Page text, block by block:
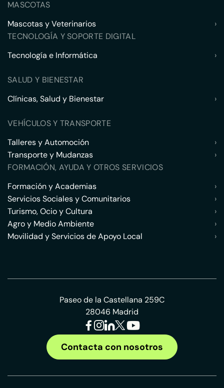
MASCOTAS
Mascotas y Veterinarios
›
TECNOLOGÍA Y SOPORTE DIGITAL
Tecnología e Informática
›
SALUD Y BIENESTAR
Clínicas, Salud y Bienestar
›
VEHÍCULOS Y TRANSPORTE
Talleres y Automoción
›
Transporte y Mudanzas
›
FORMACIÓN, AYUDA Y OTROS SERVICIOS
Formación y Academias
›
Servicios Sociales y Comunitarios
›
Turismo, Ocio y Cultura
›
Agro y Medio Ambiente
›
Movilidad y Servicios de Apoyo Local
›
Paseo de la Castellana 259C
28046 Madrid
Contacta con nosotros